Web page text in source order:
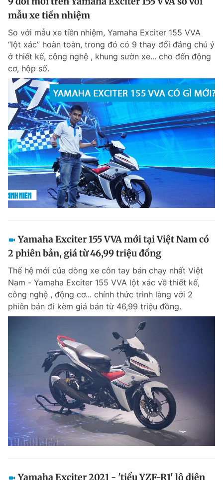
mẫu xe tiền nhiệm
So với mẫu xe tiền nhiệm, Yamaha Exciter 155 VVA
“lột xác” hoàn toàn, trong đó có 9 thay đổi đáng chú ý
ở thiết kế, công nghệ , khung sườn xe... cho đến động
cơ, hộp số.
Yamaha Exciter 155 VVA mới tại Việt Nam có
2 phiên bản, giá từ 46,99 triệu đồng
Thế hệ mới của dòng xe côn tay bán chạy nhất Việt
Nam - Yamaha Exciter 155 VVA lột xác về thiết kế,
công nghệ , động cơ... chính thức trình làng với 2
phiên bản đi kèm giá bán từ 46,99 triệu đồng.
Yamaha Exciter 2021 - 'tiểu YZF-R1' lộ diện